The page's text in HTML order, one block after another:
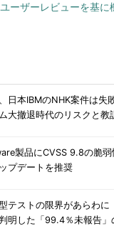
ーザーレビューを基に
日本IBMのNHK案件は
大撤退時代のリスクと教
製品にCVSS 9.8の脆
プデートを推奨
テストの限界があらわ
明した「99.4％未報告」